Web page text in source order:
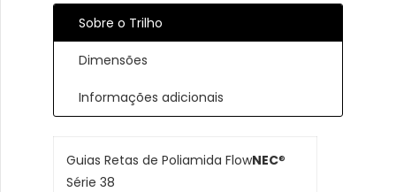
Sobre o Trilho
Dimensões
Informações adicionais
Guias Retas de Poliamida FlowNEC®
Série 38